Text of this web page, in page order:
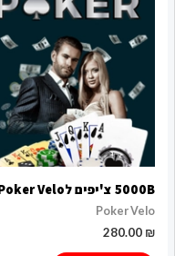
5000B צ'יפים לPoker Velo
Poker Velo
280.00 ₪